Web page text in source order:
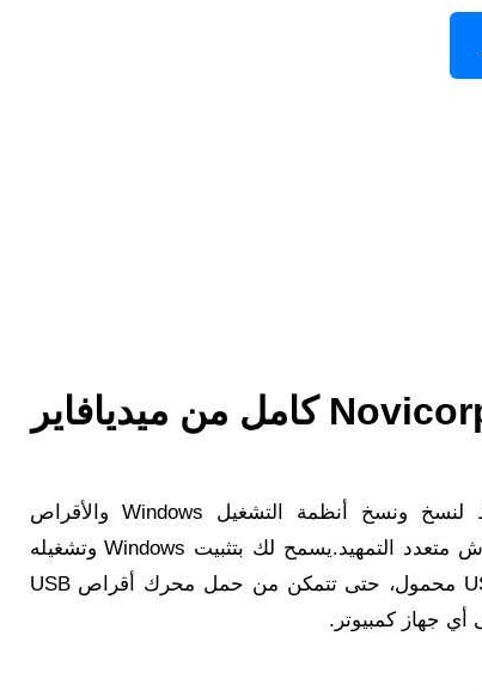
برنامج Novicorp Wintoflash Professional كامل من ميديافاير
الكامل مع التنشيط لنسخ ونسخ أنظمة التشغيل Windows والأقراص
المضغوطة وISO إلى محرك أقراص فلاش وإنشاء محرك أقراص فلاش متعدد التمهيد.يسمح لك بتثبيت Windows وتشغيله
بكامل وظائفه على محرك أقراص ثابت خارجي أو محرك أقراص USB محمول، حتى تتمكن من حمل محرك أقراص USB